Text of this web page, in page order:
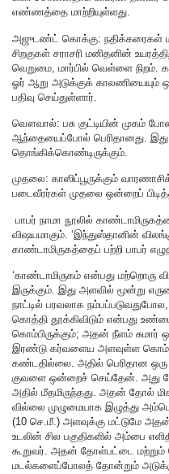
எண்ணத்தை மாற்றியுள்ளது.
அஜுடண்ட் கொக்கு: நதிக்கரைகள்
சிறகுகள் சராசரி மனிதனின்
வெறுமை, மார்பில் வெள்ளை நிறம்.
ஓர் ஆறு அடுக்குக் காலணியையும்
பதிவு செய்துள்ளார்.
வௌவால்: பசு குட்டியின் முகம்
ஆந்தையைப்போல் பெரிதானது.
தொங்கிக்கொண்டிருக்கும்.
முதலை: காஸிப்பூருக்கும்
படைவீரர்கள் முதலை ஒன்றைப்
பாபர் நாமா நூலில்
விஷயமாகும். ‘இந்துஸ்தானின்
காண்டாமிருகத்தைப் பற்றி பாபர்
‘காண்டாமிருகம் என்பது மற்றொரு
இருக்கும். இது அளவில் மூன்று
நாட்டில் பரவலாக
கொத்தி தூக்கிவிடும் என்பது
கொம்பிருக்கும்; அதன் நீளம் சுமார்
இரண்டு கர்வளைய அளவுள்ள
கண்டதில்லை. அதில் பெரிதான ஒரு
குவளை ஒன்றைச் செய்தேன். அது
அதில் மீதமிருந்தது. அதன் தோல்
வில்லை முழுமையாக இழுத்து
(10 செ.மீ.) அளவுக்கு மட்டுமே
உடலின் சில பகுதிகளில் அம்பை
கூறுவர். அதன் தோள்பட்டை மற்றும்
மடல்களைப்போலத் தோன்றும்